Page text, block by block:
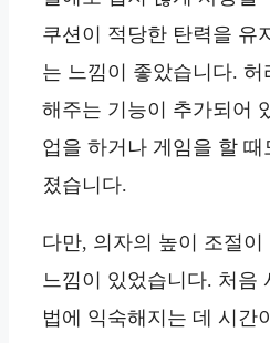
쿠션이 적당한 탄력을 유
는 느낌이 좋았습니다. 허
해주는 기능이 추가되어
업을 하거나 게임을 할 때
졌습니다.
다만, 의자의 높이 조절
느낌이 있었습니다. 처음
법에 익숙해지는 데 시간